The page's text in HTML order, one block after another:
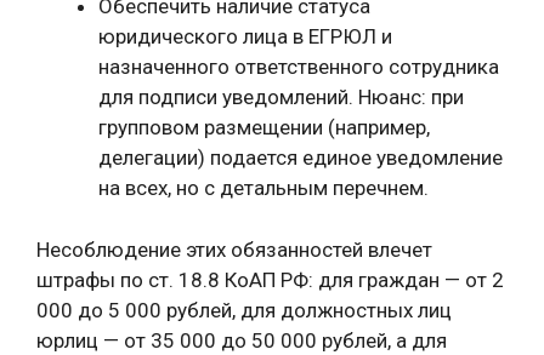
Обеспечить наличие статуса
юридического лица в ЕГРЮЛ и
назначенного ответственного сотрудника
для подписи уведомлений. Нюанс: при
групповом размещении (например,
делегации) подается единое уведомление
на всех, но с детальным перечнем.
Несоблюдение этих обязанностей влечет
штрафы по ст. 18.8 КоАП РФ: для граждан — от 2
000 до 5 000 рублей, для должностных лиц
юрлиц — от 35 000 до 50 000 рублей, а для